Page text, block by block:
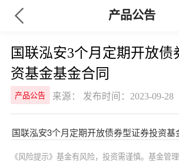
产品公告
国联泓安3个月定期开放债
资基金基金合同
产品公告 来源： 发布时间：2023-09-28
国联泓安3个月定期开放债券型证券投资基
《风险提示》基金有风险，投资需谨慎。基金管